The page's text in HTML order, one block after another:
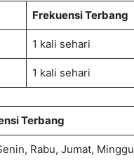
Frekuensi Terbang
1 kali sehari
1 kali sehari
Terbang
Rabu, Jumat, Minggu